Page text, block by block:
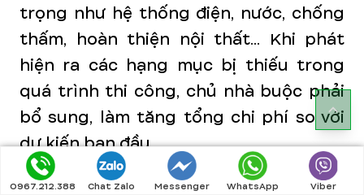
trọng như hệ thống điện, nước, chống
thấm, hoàn thiện nội thất... Khi phát
hiện ra các hạng mục bị thiếu trong
quá trình thi công, chủ nhà buộc phải
bổ sung, làm tăng tổng chi phí so với
dự kiến ban đầu.
0967.212.388 Chat Zalo Messenger WhatsApp Viber